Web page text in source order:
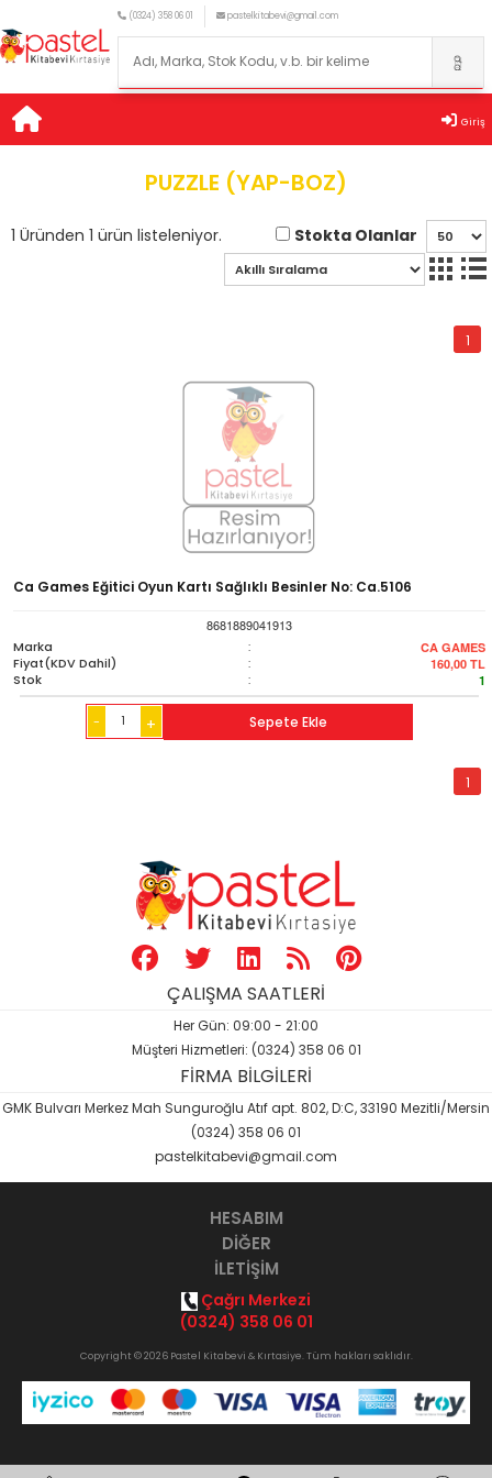
(0324) 358 06 01 pastelkitabevi@gmail.com
Giriş
PUZZLE (YAP-BOZ)
1 Üründen 1 ürün listeleniyor. Stokta Olanlar
1
Ca Games Eğitici Oyun Kartı Sağlıklı Besinler No: Ca.5106
8681889041913
Marka
: CA GAMES
Fiyat(KDV Dahil) : 160,00 TL
Stok : 1
- + Sepete Ekle
1
ÇALIŞMA SAATLERİ
Her Gün: 09:00 - 21:00
Müşteri Hizmetleri: (0324) 358 06 01
FİRMA BİLGİLERİ
GMK Bulvarı Merkez Mah Sunguroğlu Atıf apt. 802, D:C, 33190 Mezitli/Mersin
(0324) 358 06 01
pastelkitabevi@gmail.com
HESABIM
DİĞER
İLETİŞİM
Çağrı Merkezi
(0324) 358 06 01
Copyright © 2026 Pastel Kitabevi & Kırtasiye. Tüm hakları saklıdır.
B2B Yazılımı ile hazırlanmıştır.